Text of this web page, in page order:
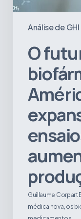
Análise de GHI
da
produção
O
Guillaume Corpart
médica nova, os